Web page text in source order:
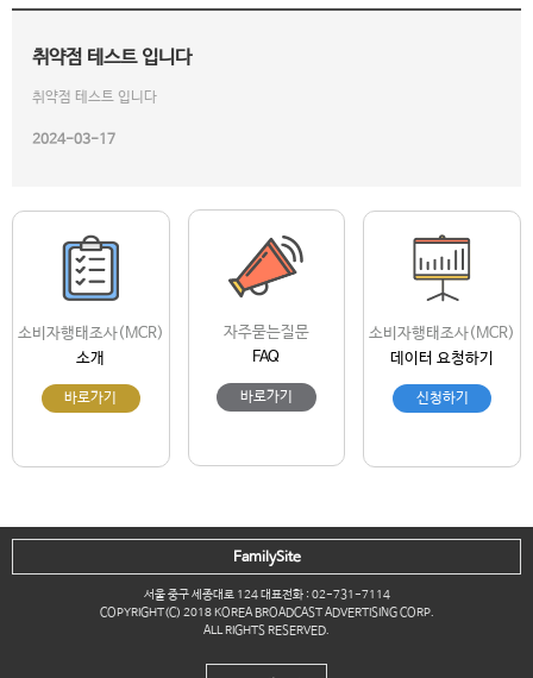
취약점 테스트 입니다
취약점 테스트 입니다
2024-03-17
소비자행태조사(MCR)
소개
바로가기
자주묻는질문
FAQ
바로가기
소비자행태조사(MCR)
데이터 요청하기
신청하기
서울 중구 세종대로 124 대표전화 : 02-731-7114
COPYRIGHT(C) 2018 KOREA BROADCAST ADVERTISING CORP.
ALL RIGHTS RESERVED.
FamilySite